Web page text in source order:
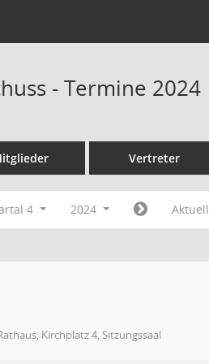
- Termine 2024
Vertreter
4 2024 Aktuell
Kirchplatz 4, Sitzungssaal